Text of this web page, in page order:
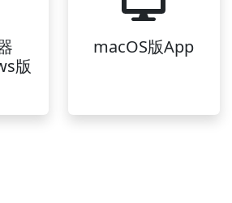
版
macOS版App